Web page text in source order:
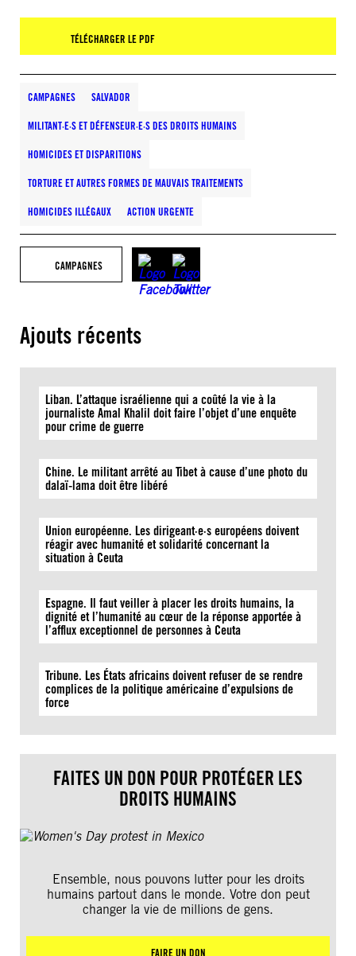
TÉLÉCHARGER LE PDF
CAMPAGNES SALVADOR
MILITANT·E·S ET DÉFENSEUR·E·S DES DROITS HUMAINS
HOMICIDES ET DISPARITIONS
TORTURE ET AUTRES FORMES DE MAUVAIS TRAITEMENTS
HOMICIDES ILLÉGAUX ACTION URGENTE
CAMPAGNES
Ajouts récents
Liban. L’attaque israélienne qui a coûté la vie à la
journaliste Amal Khalil doit faire l’objet d’une enquête
pour crime de guerre
Chine. Le militant arrêté au Tibet à cause d’une photo du
dalaï-lama doit être libéré
Union européenne. Les dirigeant·e·s européens doivent
réagir avec humanité et solidarité concernant la
situation à Ceuta
Espagne. Il faut veiller à placer les droits humains, la
dignité et l’humanité au cœur de la réponse apportée à
l’afflux exceptionnel de personnes à Ceuta
Tribune. Les États africains doivent refuser de se rendre
complices de la politique américaine d’expulsions de
force
FAITES UN DON POUR PROTÉGER LES
DROITS HUMAINS
Ensemble, nous pouvons lutter pour les droits
humains partout dans le monde. Votre don peut
changer la vie de millions de gens.
FAIRE UN DON